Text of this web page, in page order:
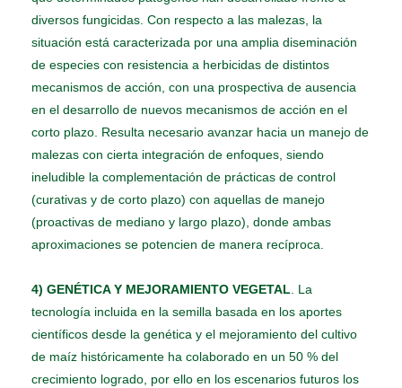
diversos fungicidas. Con respecto a las malezas, la
situación está caracterizada por una amplia diseminación
de especies con resistencia a herbicidas de distintos
mecanismos de acción, con una prospectiva de ausencia
en el desarrollo de nuevos mecanismos de acción en el
corto plazo. Resulta necesario avanzar hacia un manejo de
malezas con cierta integración de enfoques, siendo
ineludible la complementación de prácticas de control
(curativas y de corto plazo) con aquellas de manejo
(proactivas de mediano y largo plazo), donde ambas
aproximaciones se potencien de manera recíproca.
4) GENÉTICA Y MEJORAMIENTO VEGETAL. La
tecnología incluida en la semilla basada en los aportes
científicos desde la genética y el mejoramiento del cultivo
de maíz históricamente ha colaborado en un 50 % del
crecimiento logrado, por ello en los escenarios futuros los